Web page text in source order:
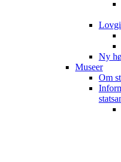
Ny
Museer
Om